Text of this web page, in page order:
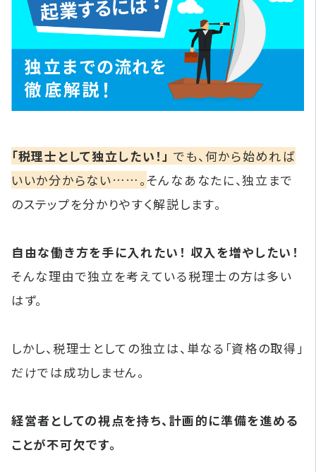
「税理士として独立したい！」 でも、何から始めれば
いいか分からない……。そんなあなたに、独立まで
のステップを分かりやすく解説します。
自由な働き方を手に入れたい！ 収入を増やしたい！
そんな理由で独立を考えている税理士の方は多い
はず。
しかし、税理士としての独立は、単なる「資格の取得」
だけでは成功しません。
経営者としての視点を持ち、計画的に準備を進める
ことが不可欠です。